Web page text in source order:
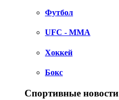
Футбол
UFC - MMA
Хоккей
Бокс
Спортивные новости